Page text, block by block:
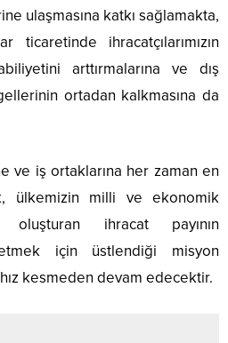
ulaşmasına katkı sağlamakta,
ticaretinde ihracatçılarımızın
arttırmalarına ve dış
ortadan kalkmasına da
ve iş ortaklarına her zaman en
ülkemizin milli ve ekonomik
oluşturan ihracat payının
etmek için üstlendiği misyon
kesmeden devam edecektir.